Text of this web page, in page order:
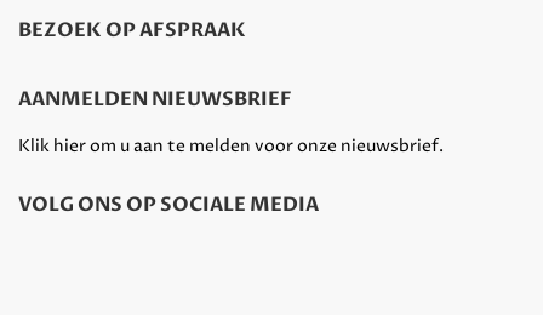
BEZOEK OP AFSPRAAK
AANMELDEN NIEUWSBRIEF
Klik hier om u aan te melden voor onze nieuwsbrief.
VOLG ONS OP SOCIALE MEDIA